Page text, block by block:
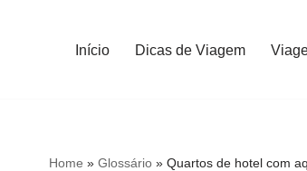
Início Dicas de Viagem
Home »Glossário »Quartos de hotel com